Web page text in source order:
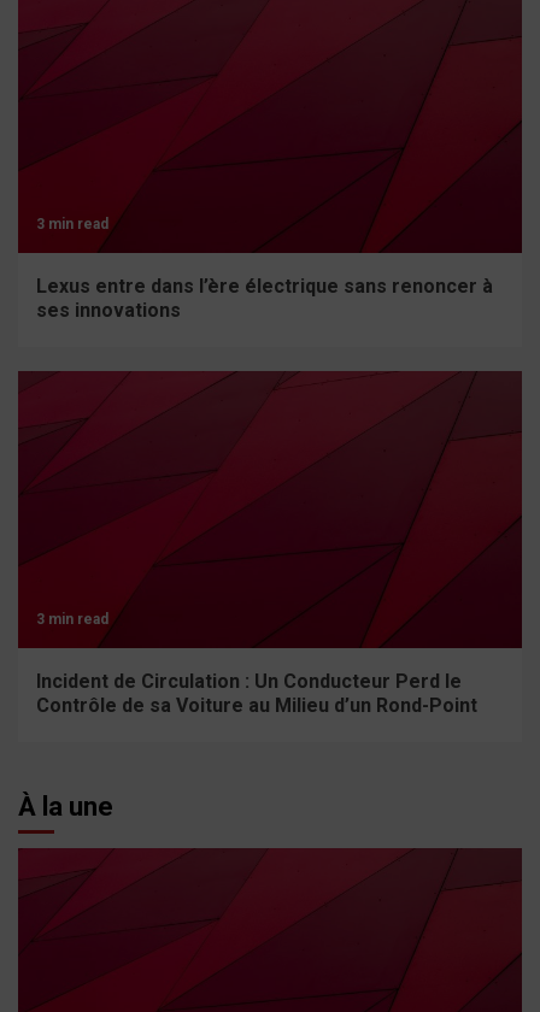
3 min read
Lexus entre dans l’ère électrique sans renoncer à
ses innovations
3 min read
Incident de Circulation : Un Conducteur Perd le
Contrôle de sa Voiture au Milieu d’un Rond-Point
À la une